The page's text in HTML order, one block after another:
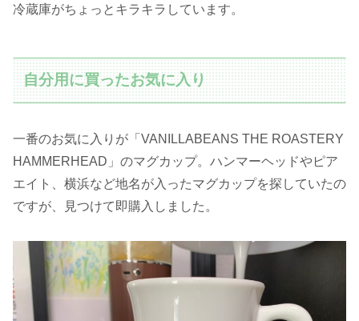
冷蔵庫がちょっとキラキラしています。
自分用に買ったお気に入り
一番のお気に入りが「VANILLABEANS THE ROASTERY
HAMMERHEAD」のマグカップ。ハンマーヘッドやピア
エイト、横浜など地名が入ったマグカップを探していたの
ですが、見つけて即購入しました。